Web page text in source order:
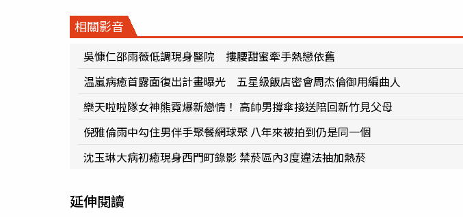
相關影音
吳慷仁邵雨薇低調現身醫院 摟腰甜蜜牽手熱戀依舊
温嵐病癒首露面復出計畫曝光 五星級飯店密會周杰倫御用編曲人
樂天啦啦隊女神熊霓爆新戀情！ 高帥男撐傘接送陪回新竹見父母
倪雅倫雨中勾住男伴手聚餐網球聚 八年來被拍到仍是同一個
沈玉琳大病初癒現身西門町錄影 禁菸區內3度違法抽加熱菸
延伸閱讀